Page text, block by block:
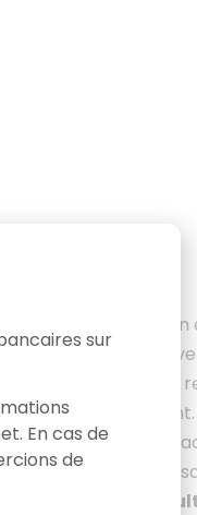
ne saurait en
d’achat ou de
formulées
financiers et leurs
du FCP Gay-
pas des
sur
En cas de
de